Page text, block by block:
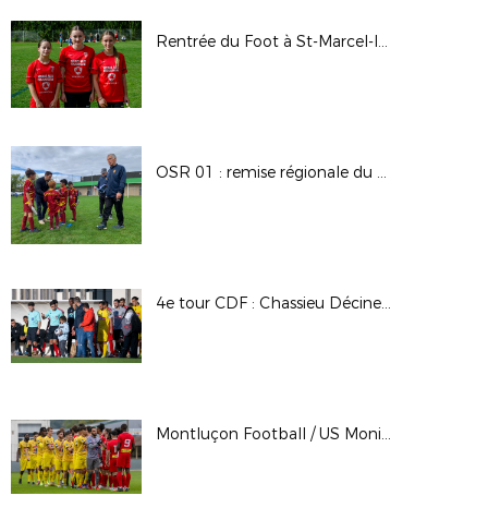
Rentrée du Foot à St-Marcel-lès-Valence (26)
OSR 01 : remise régionale du Label
4e tour CDF : Chassieu Décines FC / GOAL FC
Montluçon Football / US Monistrol sur Loire - Régional 1 - J3